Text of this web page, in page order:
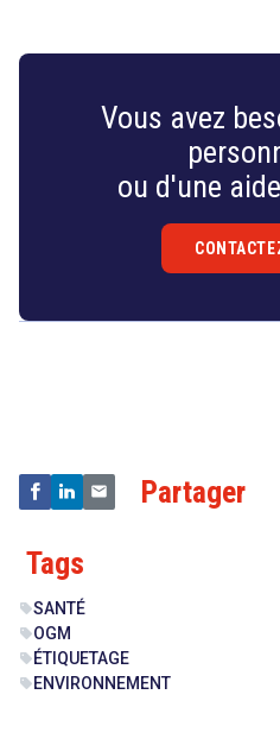
Vous avez
ou d'une
Partager
Tags
sellSANTÉ
sellOGM
sell ÉTIQUETAGE
sell ENVIRONNEMENT